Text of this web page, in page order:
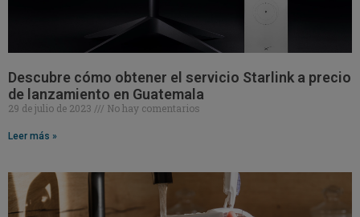
Descubre cómo obtener el servicio Starlink a precio
de lanzamiento en Guatemala
29 de julio de 2023 No hay comentarios
Leer más »